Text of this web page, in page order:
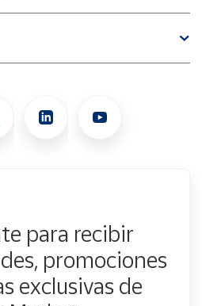
para recibir
promociones
exclusivas de